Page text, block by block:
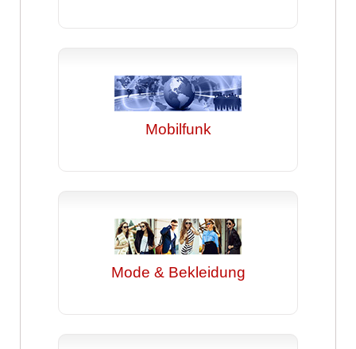
Mobilfunk
Mode & Bekleidung